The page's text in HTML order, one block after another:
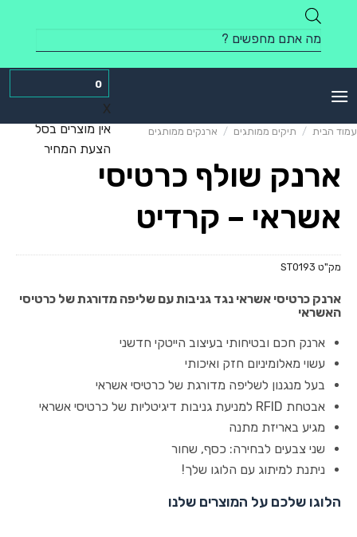
content
Products
search
0
X
אין מוצרים בסל
הצעת המחיר
עמוד הבית / תיקים ממותגים / ארנקים ממותגים
ארנק שולף כרטיסי
אשראי – קרדיט
מק"ט ST0193
ארנק כרטיסי אשראי נגד גניבות עם שליפה מדורגת של כרטיסי
האשראי
ארנק חכם ובטיחותי בעיצוב הייטקי חדשני
עשוי מאלומיניום חזק ואיכותי
בעל מנגנון לשליפה מדורגת של כרטיסי אשראי
אבטחת RFID למניעת גניבות דיגיטליות של כרטיסי אשראי
מגיע באריזת מתנה
שני צבעים לבחירה: כסף, שחור
ניתנת למיתוג עם הלוגו שלך!
הלוגו שלכם על המוצרים שלנו